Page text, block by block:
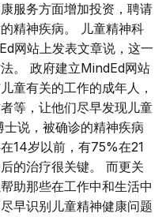
服务方面增加投资，聘请
精神疾病。 儿童精神科
网站上发表文章说，这一
。 政府建立MindEd网站
童有关的工作的成年人，
等，让他们尽早发现儿童
说，被确诊的精神疾病
14岁以前，有75%在21
的治疗很关键。 而更关
助那些在工作中和生活中
早识别儿童精神健康问题